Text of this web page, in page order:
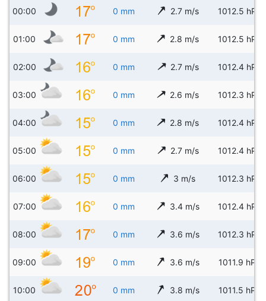
00:00 0 mm 2.7 m/s 1012.5 hPa
01:00 0 mm 2.8 m/s 1012.5 hPa
02:00 0 mm 2.7 m/s 1012.4 hPa
03:00 0 mm 2.6 m/s 1012.3 hPa
04:00 0 mm 2.8 m/s 1012.4 hPa
05:00 0 mm 2.7 m/s 1012.4 hPa
06:00 0 mm 3 m/s 1012.3 hPa
07:00 0 mm 3.4 m/s 1012.4 hPa
08:00 0 mm 3.6 m/s 1012.3 hPa
09:00 0 mm 3.6 m/s 1011.9 hPa
10:00 0 mm 3.8 m/s 1011.5 hPa